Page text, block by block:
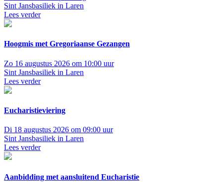
Sint Jansbasiliek in Laren
Lees verder
Hoogmis met Gregoriaanse Gezangen
Zo 16 augustus 2026 om 10:00 uur
Sint Jansbasiliek in Laren
Lees verder
Eucharistieviering
Di 18 augustus 2026 om 09:00 uur
Sint Jansbasiliek in Laren
Lees verder
Aanbidding met aansluitend Eucharistie